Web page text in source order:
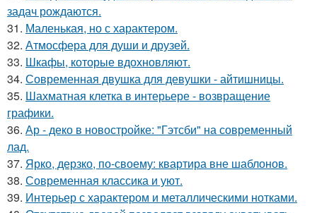
задач рождаются.
31. Маленькая, но с характером.
32. Атмосфера для души и друзей.
33. Шкафы, которые вдохновляют.
34. Современная двушка для девушки - айтишницы.
35. Шахматная клетка в интерьере - возвращение
графики.
36. Ар - деко в новостройке: "Гэтсби" на современный
лад.
37. Ярко, дерзко, по-своему: квартира вне шаблонов.
38. Современная классика и уют.
39. Интерьер с характером и металлическими нотками.